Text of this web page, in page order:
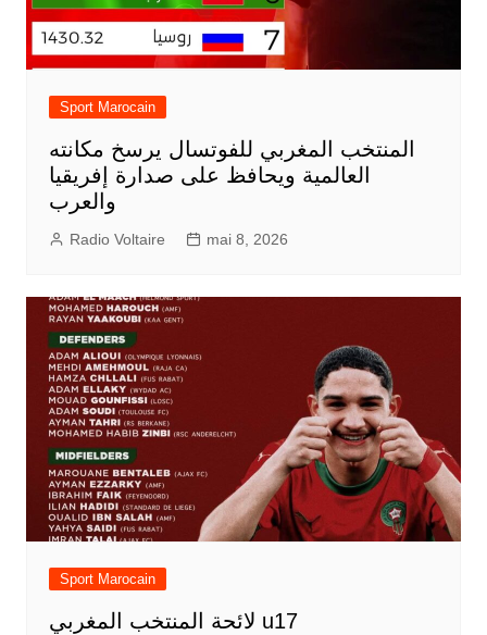
Sport Marocain
المنتخب المغربي للفوتسال يرسخ مكانته
العالمية ويحافظ على صدارة إفريقيا
والعرب
Radio Voltaire mai 8, 2026
Sport Marocain
لائحة المنتخب المغربي u17